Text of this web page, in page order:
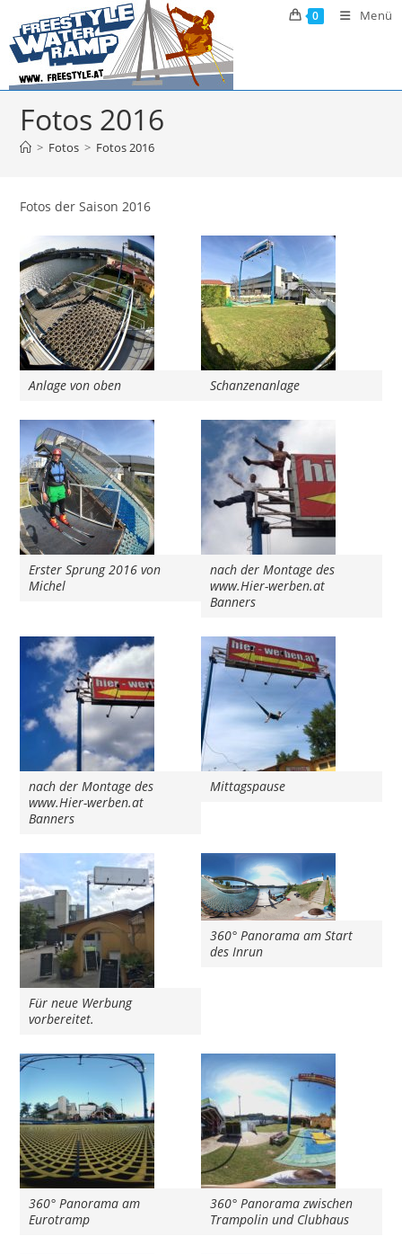
Inhalt
springen
0 Menü
Fotos 2016
> Fotos > Fotos 2016
Fotos der Saison 2016
Anlage von oben Schanzenanlage
Erster Sprung 2016 von
Michel
nach der Montage des
www.Hier-werben.at
Banners
nach der Montage des
www.Hier-werben.at
Banners
Mittagspause
Für neue Werbung
vorbereitet.
360° Panorama am Start
des Inrun
360° Panorama am
Eurotramp
360° Panorama zwischen
Trampolin und Clubhaus